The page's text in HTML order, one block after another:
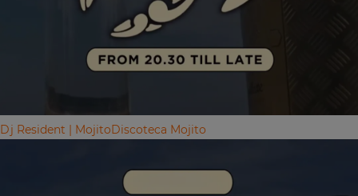
Dj Resident | MojitoDiscoteca Mojito